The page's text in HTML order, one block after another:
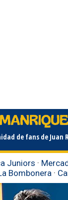
de fans de Juan
Juniors ·
Bombonera ·